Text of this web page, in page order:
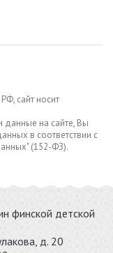
сайт носит
данные на сайте, Вы
в соответствии с
(152-ФЗ).
финской детской
д. 20